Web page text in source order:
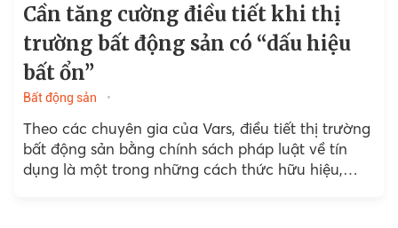
Cần tăng cường điều tiết khi thị
trường bất động sản có “dấu hiệu
bất ổn”
Bất động sản
Theo các chuyên gia của Vars, điều tiết thị trường
bất động sản bằng chính sách pháp luật về tín
dụng là một trong những cách thức hữu hiệu,